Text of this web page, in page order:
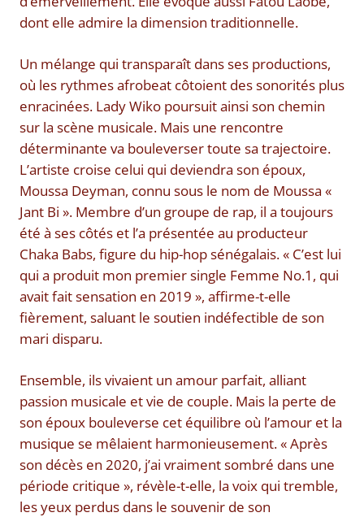
dont elle admire la dimension traditionnelle.
Un mélange qui transparaît dans ses productions,
où les rythmes afrobeat côtoient des sonorités plus
enracinées. Lady Wiko poursuit ainsi son chemin
sur la scène musicale. Mais une rencontre
déterminante va bouleverser toute sa trajectoire.
L’artiste croise celui qui deviendra son époux,
Moussa Deyman, connu sous le nom de Moussa «
Jant Bi ». Membre d’un groupe de rap, il a toujours
été à ses côtés et l’a présentée au producteur
Chaka Babs, figure du hip-hop sénégalais. « C’est lui
qui a produit mon premier single Femme No.1, qui
avait fait sensation en 2019 », affirme-t-elle
fièrement, saluant le soutien indéfectible de son
mari disparu.
Ensemble, ils vivaient un amour parfait, alliant
passion musicale et vie de couple. Mais la perte de
son époux bouleverse cet équilibre où l’amour et la
musique se mêlaient harmonieusement. « Après
son décès en 2020, j’ai vraiment sombré dans une
période critique », révèle-t-elle, la voix qui tremble,
les yeux perdus dans le souvenir de son